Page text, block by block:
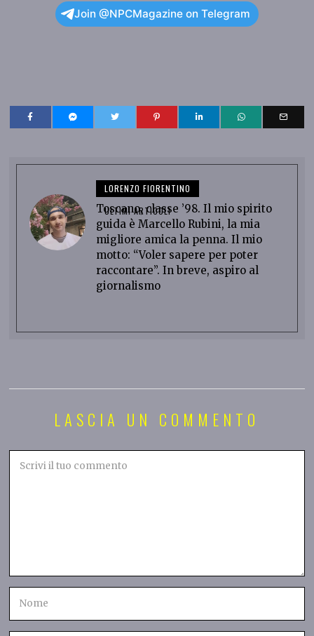
Join @NPCMagazine on Telegram
LORENZO FIORENTINO
ULTIMI ARTICOLI
Toscano, classe ’98. Il mio spirito
guida è Marcello Rubini, la mia
migliore amica la penna. Il mio
motto: “Voler sapere per poter
raccontare”. In breve, aspiro al
giornalismo
LASCIA UN COMMENTO